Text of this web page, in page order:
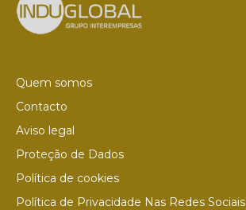
Quem somos
Contacto
Aviso legal
Proteção de Dados
Política de cookies
Política de Privacidade Nas Redes Sociais